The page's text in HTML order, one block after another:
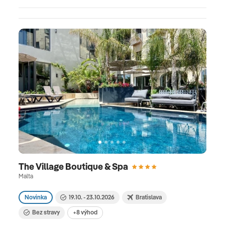
The Village Boutique & Spa
Malta
Novinka 19.10. - 23.10.2026 Bratislava
Bez stravy +8 výhod